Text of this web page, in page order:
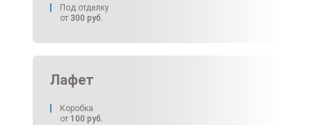
Под отделку
от 300 руб.
Лафет
Коробка
от 100 руб.